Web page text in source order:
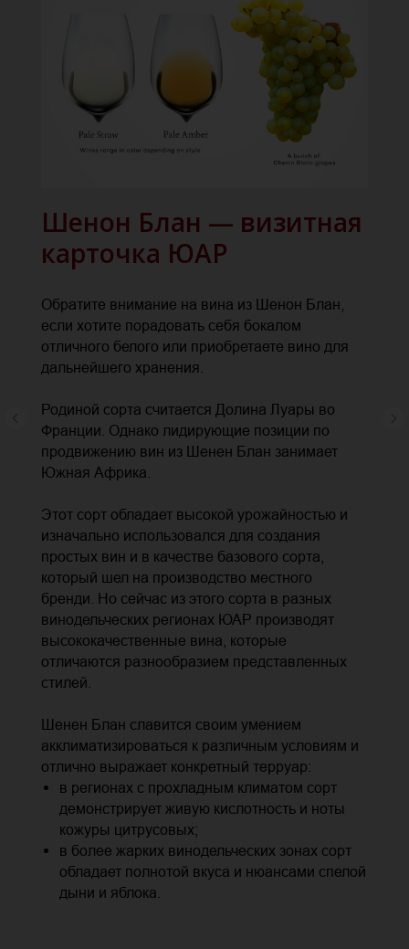
Шенон Блан — визитная
карточка ЮАР
Обратите внимание на вина из Шенон Блан,
если хотите порадовать себя бокалом
отличного белого или приобретаете вино для
дальнейшего хранения.
Родиной сорта считается Долина Луары во
Франции. Однако лидирующие позиции по
продвижению вин из Шенен Блан занимает
Южная Африка.
Этот сорт обладает высокой урожайностью и
изначально использовался для создания
простых вин и в качестве базового сорта,
который шел на производство местного
бренди. Но сейчас из этого сорта в разных
винодельческих регионах ЮАР производят
высококачественные вина, которые
отличаются разнообразием представленных
стилей.
Шенен Блан славится своим умением
акклиматизироваться к различным условиям и
отлично выражает конкретный терруар:
в регионах с прохладным климатом сорт
демонстрирует живую кислотность и ноты
кожуры цитрусовых;
в более жарких винодельческих зонах сорт
обладает полнотой вкуса и нюансами спелой
дыни и яблока.